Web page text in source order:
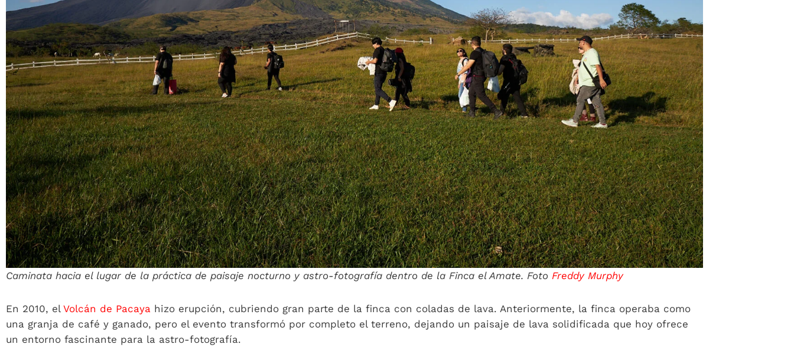
Caminata hacia el lugar de la práctica de paisaje nocturno y astro-fotografía dentro de la Finca el Amate. Foto Freddy Murphy
En 2010, el Volcán de Pacaya hizo erupción, cubriendo gran parte de la finca con coladas de lava. Anteriormente, la finca operaba como
una granja de café y ganado, pero el evento transformó por completo el terreno, dejando un paisaje de lava solidificada que hoy ofrece
un entorno fascinante para la astro-fotografía.